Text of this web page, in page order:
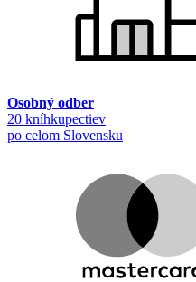
Osobný odber
20 kníhkupectiev
po celom Slovensku